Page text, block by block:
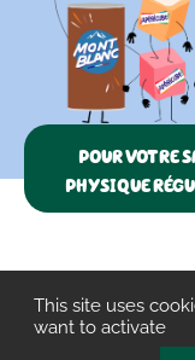
POUR VOTRE
PHYSIQUE
This site uses
want to activate